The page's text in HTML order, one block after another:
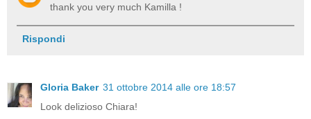
thank you very much Kamilla !
Rispondi
Gloria Baker 31 ottobre 2014 alle ore 18:57
Look delizioso Chiara!